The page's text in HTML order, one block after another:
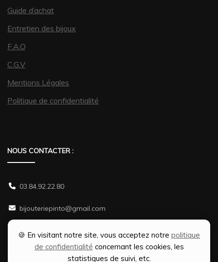
🍪 En visitant notre site, vous acceptez notre politique
de confidentialité concernant les cookies, les
statistiques de suivi, etc.
Guide d’achat
Entretien des bijoux
F.A.Q
C.G.V
Mentions Légales
Politique de confidentialité
NOUS CONTACTER :
03.84.92.22.80
bijouteriepinto@gmail.com
38 rue Gambetta 70500 JUSSEY